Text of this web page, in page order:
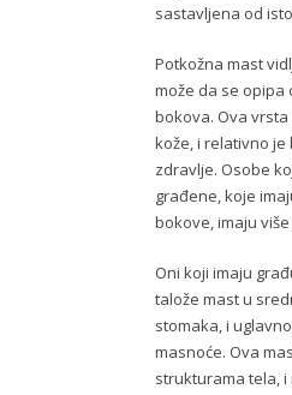
sastavljena od
Potkožna mast
može da se opipa
bokova. Ova
kože, i relativno
zdravlje. Osobe
građene, koje
bokove, imaju
Oni koji imaju
talože mast u
stomaka, i
masnoće. Ova
strukturama tela,